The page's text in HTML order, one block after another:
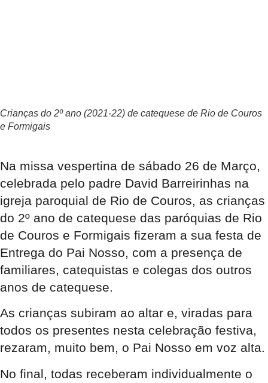
Crianças do 2º ano (2021-22) de catequese de Rio de Couros
e Formigais
Na missa vespertina de sábado 26 de Março,
celebrada pelo padre David Barreirinhas na
igreja paroquial de Rio de Couros, as crianças
do 2º ano de catequese das paróquias de Rio
de Couros e Formigais fizeram a sua festa de
Entrega do Pai Nosso, com a presença de
familiares, catequistas e colegas dos outros
anos de catequese.
As crianças subiram ao altar e, viradas para
todos os presentes nesta celebração festiva,
rezaram, muito bem, o Pai Nosso em voz alta.
No final, todas receberam individualmente o